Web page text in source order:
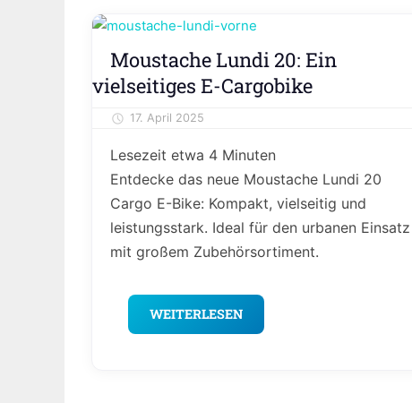
Meinung
&
Moustache Lundi 20: Ein
vielseitiges E-Cargobike
17. April 2025
Lesezeit etwa 4 Minuten
Entdecke das neue Moustache Lundi 20
Cargo E-Bike: Kompakt, vielseitig und
leistungsstark. Ideal für den urbanen Einsatz
mit großem Zubehörsortiment.
WEITERLESEN